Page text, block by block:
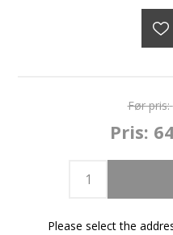
Før pris:
Pris:
Please select the